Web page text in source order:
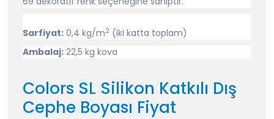
Sarfiyat: 0,4 kg/m2 (iki katta toplam)
Ambalaj: 22,5 kg kova
Colors SL Silikon Katkılı Dış
Cephe Boyası Fiyat